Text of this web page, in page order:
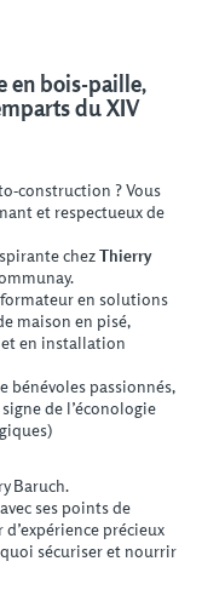
en bois-paille,
du XIV
construction ? Vous
et respectueux de
chezThierry
formateur en solutions
maison en pisé,
en installation
bénévoles passionnés,
de l’éconologie
Baruch.
ses points de
précieux
sécuriser et nourrir